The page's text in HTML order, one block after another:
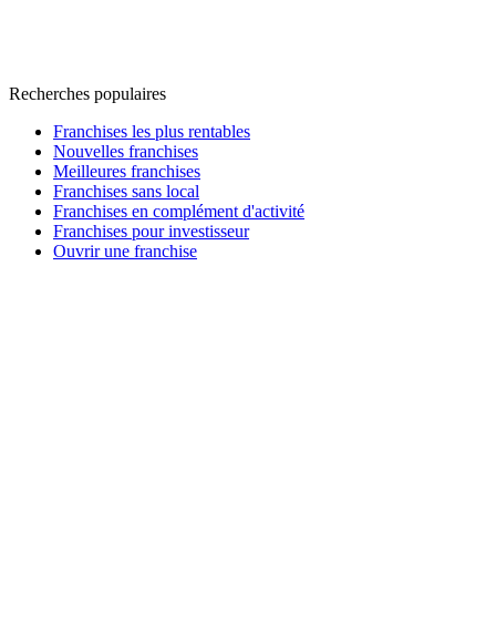
Recherches populaires
Franchises les plus rentables
Nouvelles franchises
Meilleures franchises
Franchises sans local
Franchises en complément d'activité
Franchises pour investisseur
Ouvrir une franchise